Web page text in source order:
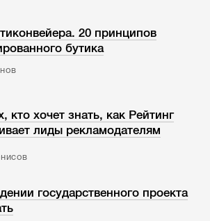
20 принципов
бутика
кто хочет знать, как Рейтинг
лиды рекламодателям
государственного проекта